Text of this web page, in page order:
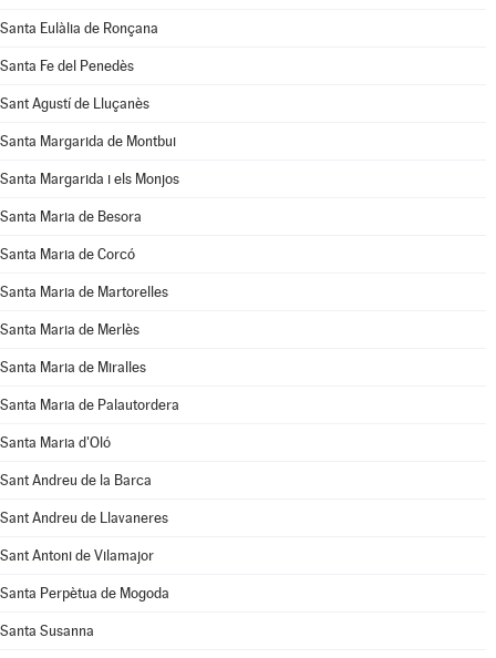
Santa Eulàlia de Ronçana
Santa Fe del Penedès
Sant Agustí de Lluçanès
Santa Margarida de Montbui
Santa Margarida i els Monjos
Santa Maria de Besora
Santa Maria de Corcó
Santa Maria de Martorelles
Santa Maria de Merlès
Santa Maria de Miralles
Santa Maria de Palautordera
Santa Maria d'Oló
Sant Andreu de la Barca
Sant Andreu de Llavaneres
Sant Antoni de Vilamajor
Santa Perpètua de Mogoda
Santa Susanna